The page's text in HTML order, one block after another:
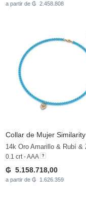
a partir de ₲ 2.458.808
Collar de Mujer Similarity
0.1 crt - AAA
₲ 5.158.718,00
a partir de ₲ 1.626.359